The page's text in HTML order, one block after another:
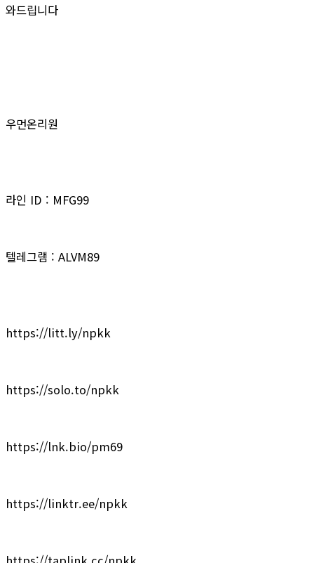
와드립니다
우먼온리원
라인 ID : MFG99
텔레그램 : ALVM89
https://litt.ly/npkk
https://solo.to/npkk
https://lnk.bio/pm69
https://linktr.ee/npkk